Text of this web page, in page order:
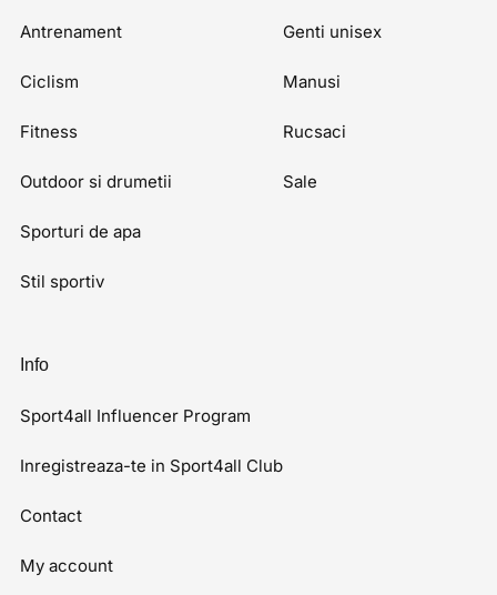
Antrenament
Ciclism
Fitness
Outdoor si drumetii
Sporturi de apa
Stil sportiv
Genti unisex
Manusi
Rucsaci
Sale
Info
Sport4all Influencer Program
Inregistreaza-te in Sport4all Club
Contact
My account